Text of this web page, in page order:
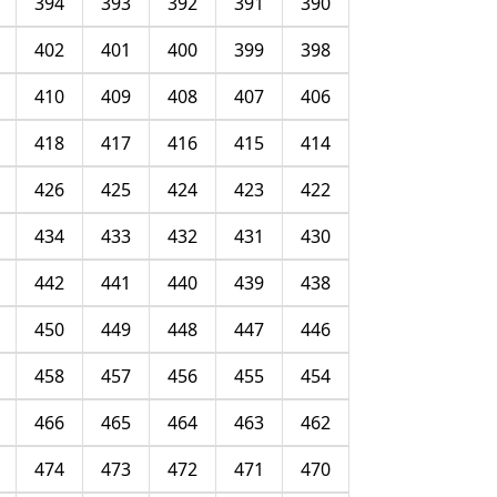
398
399
400
401
402
406
407
408
409
410
414
415
416
417
418
422
423
424
425
426
430
431
432
433
434
438
439
440
441
442
446
447
448
449
450
454
455
456
457
458
462
463
464
465
466
470
471
472
473
474